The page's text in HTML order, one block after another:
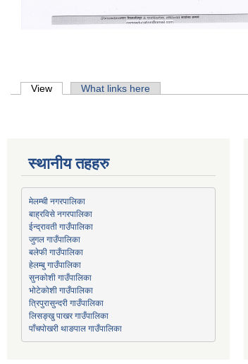
Primary tabs
View (active tab)What links here
स्थानीय तहहरु
मेलम्ची नगरपालिका
बाह्रविसे नगरपालिका
ईन्द्रावती गाउँपालिका
जुगल गाउँपालिका
बलेफी गाउँपालिका
हेलम्बु गाउँपालिका
सुनकोशी गाउँपालिका
भोटेकोशी गाउँपालिका
त्रिपुरासुन्दरी गाउँपालिका
लिसङ्खु पाखर गाउँपालिका
पाँचपोखरी थाङपाल गाउँपालिका